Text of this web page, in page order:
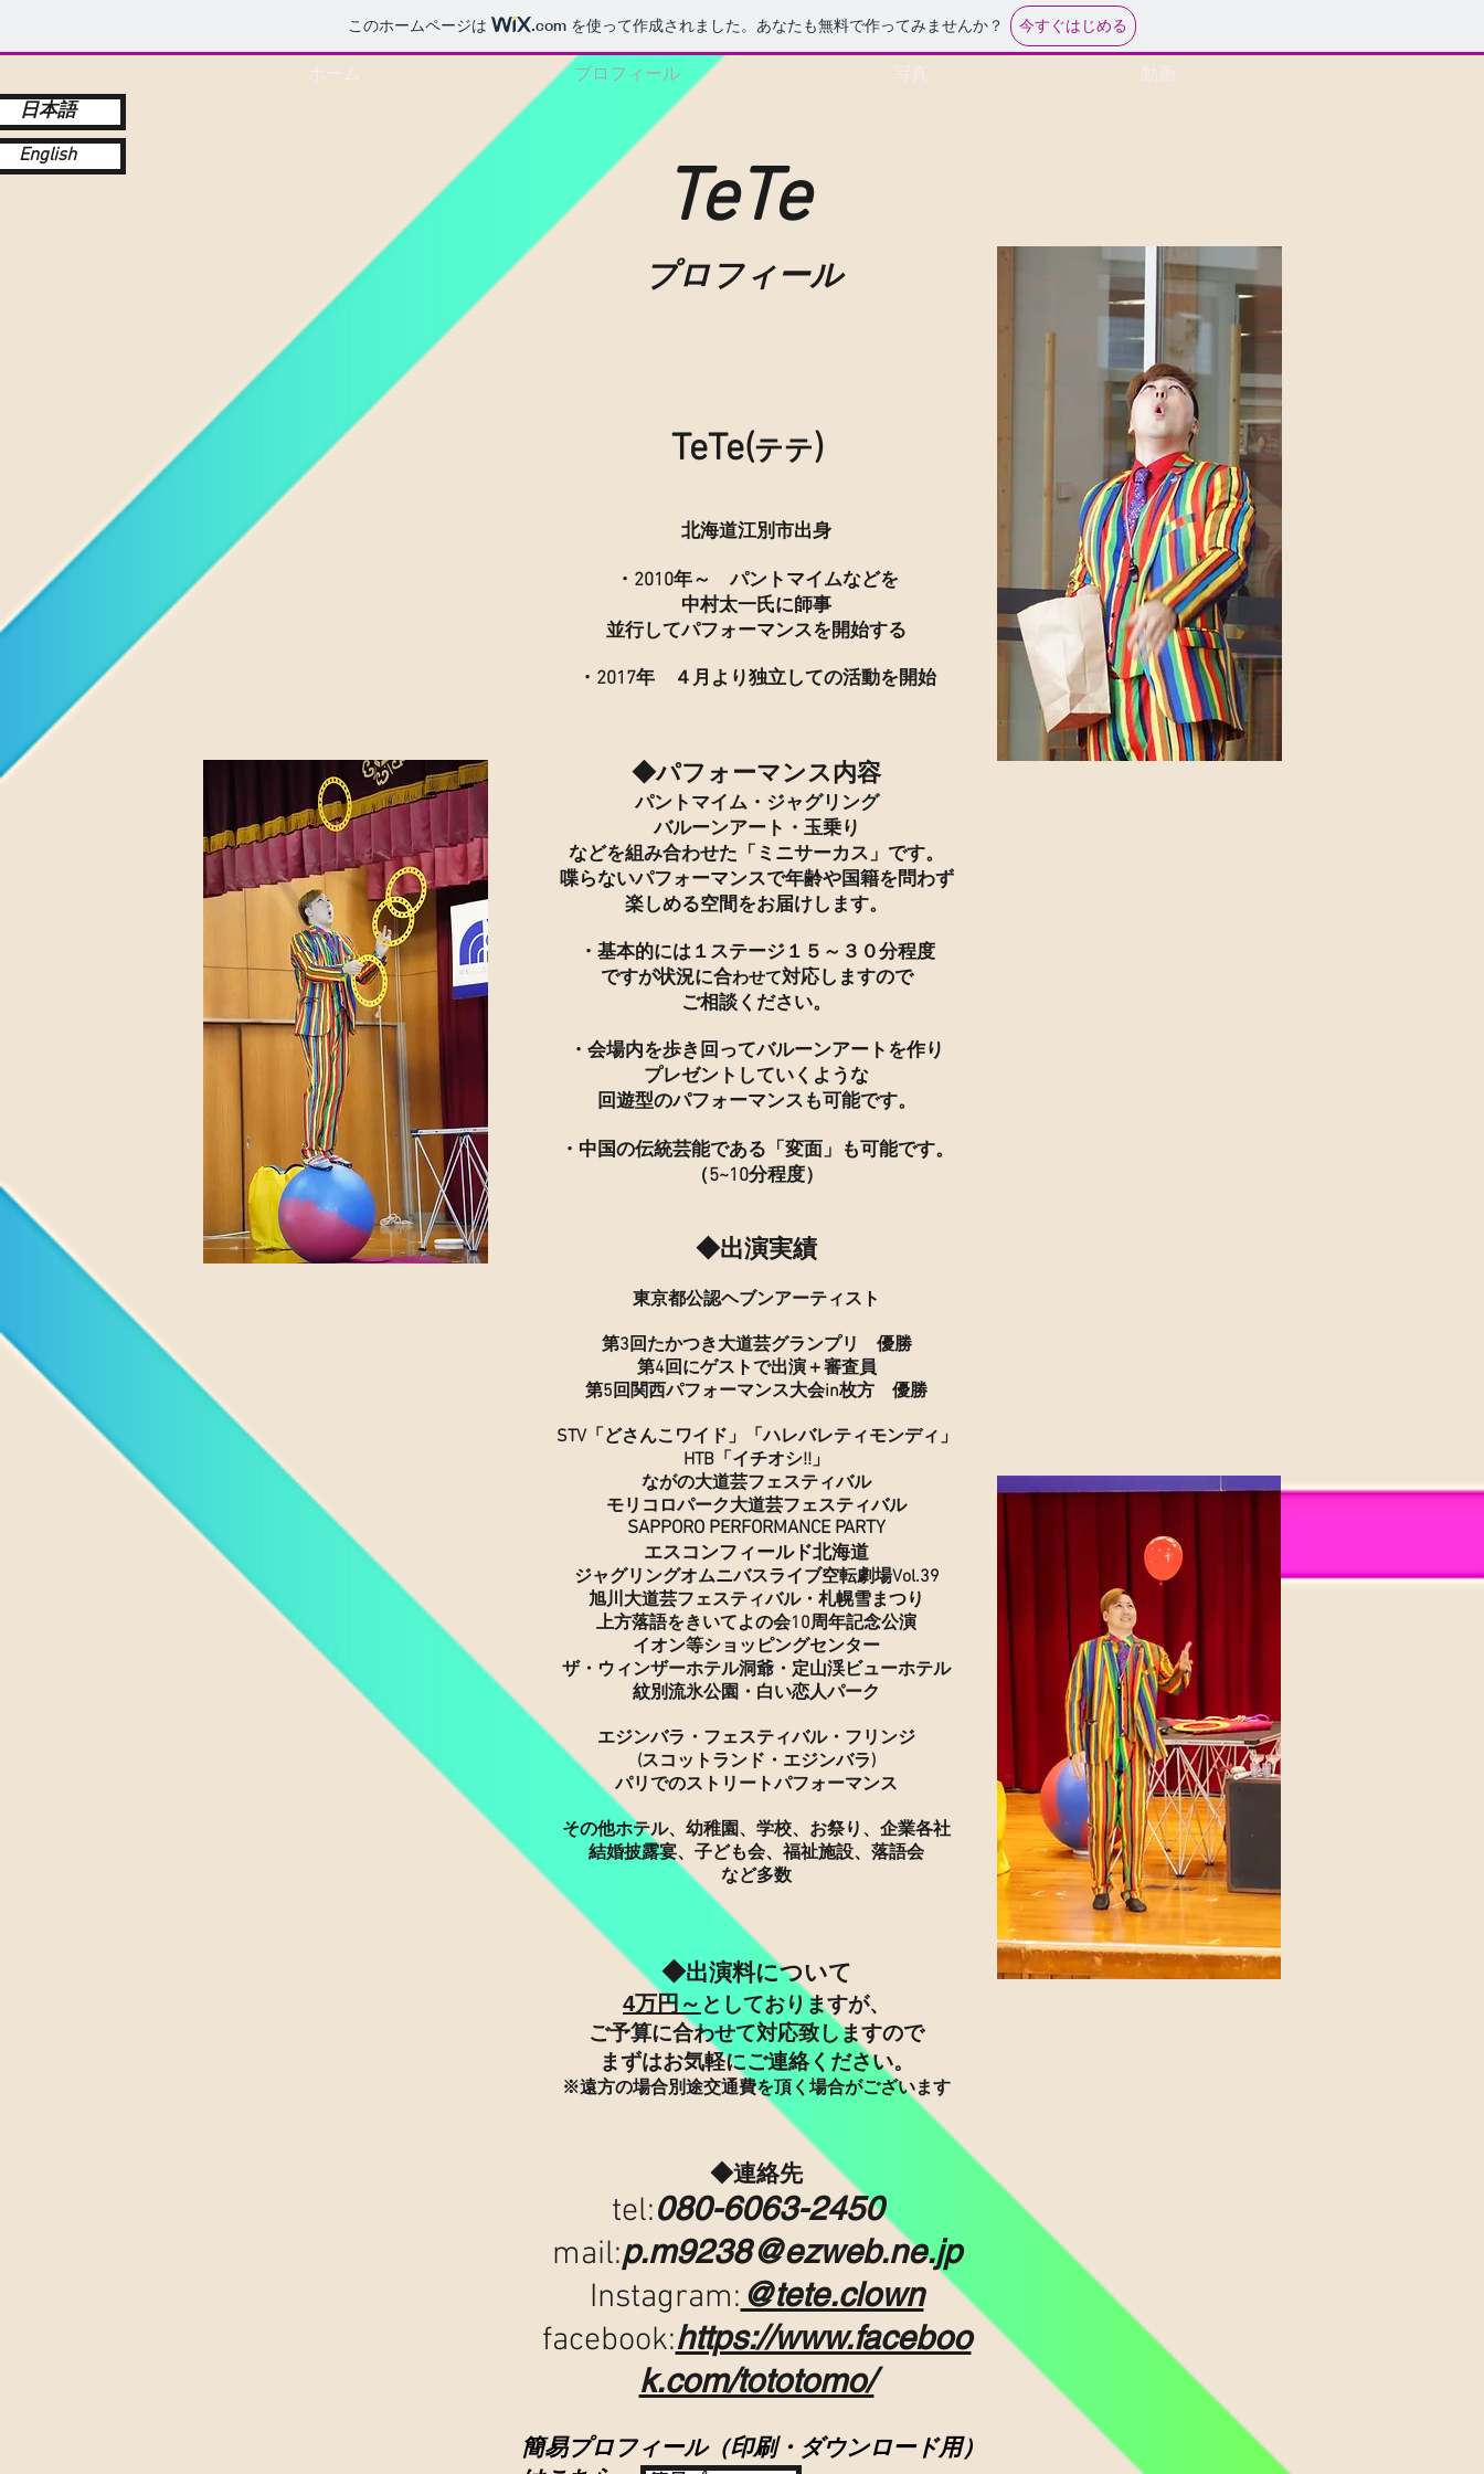
このホームページは .com を使って作成されました。あなたも無料で作ってみませんか？ 今すぐはじめる
日本語
English
TeTe
ホーム プロフィール 写真 動画
​プロフィール
TeTe(テテ)
北海道江別市出身
・2010年～ パントマイムなどを
中村太一氏に師事
並行してパフォーマンスを開始する
・2017年 ４月より独立して​の活動を開始
◆パフォーマンス内容
パントマイム・ジャグリング
バルーンアート ・玉乗り
などを組み合わせた「ミニサーカス」です。
喋らないパフォーマンスで年齢や国籍を問わず
楽しめる空間をお届けします。
・基本的には１ステージ１５～３０分​程度
ですが状況に合わせて対応しますので
ご相談ください。
・会場内を歩き回ってバルーンアートを作り
プレゼントしていくような
回遊型のパフォーマンスも可能です。
・中国の伝統芸能である「変面」も可能です。
（5~10分程度）
◆出演実績
東京都公認ヘブンアーティスト
第3回たかつき大道芸グランプリ 優勝
​第4回にゲストで出演＋審査員
第5回関西パフォーマンス大会in枚方 優勝
STV「どさんこワイド」
「ハレバレティモンディ」
HTB「イチオシ!!」
ながの大道芸フェスティバル
モリコロパーク大道芸フェスティバル
SAPPORO PERFORMANCE PARTY
​エスコンフィールド北海道
ジャグリングオムニバスライブ空転劇場Vol.39
旭川大道芸フェスティバル・札幌雪まつり
​上方落語をきいてよの会10周年記念公演
イオン等ショッピングセンター
ザ・ウィンザーホテル洞爺・定山渓ビューホテル
紋別流氷公園・ ​白い恋人パーク
エジンバラ・フェスティバル・フリンジ
(スコットランド・エジンバラ)
パリでのストリートパフォーマンス
その他ホテル、幼稚園、学校、お祭り、企業各社
結婚披露宴、 子ども会、福祉施設、落語会
など多数
◆出演料について
4万円​～としておりますが、
ご予算に合わせて対応致しますので
まずはお気軽にご連絡ください。
※遠方の場合別途交通費を頂く場合がございます
◆連絡先
tel:080-6063-2450
mail:p.m9238@ezweb.ne.jp
Instagram:@tete.clown
facebook:https://www.faceboo
k.com/tototomo/
​簡易プロフィール（印刷・ダウンロード用）